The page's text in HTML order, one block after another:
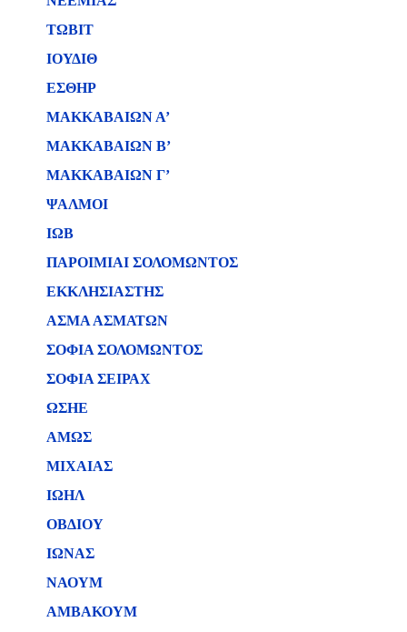
ΤΩΒΙΤ
ΙΟΥΔΙΘ
ΕΣΘΗΡ
ΜΑΚΚΑΒΑΙΩΝ Α’
ΜΑΚΚΑΒΑΙΩΝ Β’
ΜΑΚΚΑΒΑΙΩΝ Γ’
ΨΑΛΜΟΙ
ΙΩΒ
ΠΑΡΟΙΜΙΑΙ ΣΟΛΟΜΩΝΤΟΣ
ΕΚΚΛΗΣΙΑΣΤΗΣ
ΑΣΜΑ ΑΣΜΑΤΩΝ
ΣΟΦΙΑ ΣΟΛΟΜΩΝΤΟΣ
ΣΟΦΙΑ ΣΕΙΡΑΧ
ΩΣΗΕ
ΑΜΩΣ
ΜΙΧΑΙΑΣ
ΙΩΗΛ
ΟΒΔΙΟΥ
ΙΩΝΑΣ
ΝΑΟΥΜ
ΑΜΒΑΚΟΥΜ